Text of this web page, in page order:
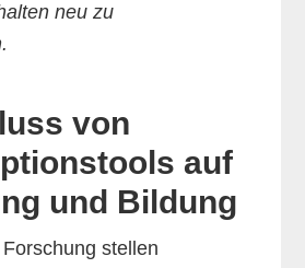
neu zu
von
auf
und Bildung
stellen